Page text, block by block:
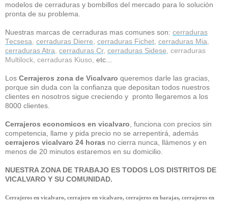
modelos de cerraduras y bombillos del mercado para lo solución
pronta de su problema.
Nuestras marcas de cerraduras mas comunes son: cerraduras
Tecsesa cerraduras Dierre cerraduras Fichet cerraduras Mia
cerraduras Atra cerraduras Cr, cerraduras Sidese , cerraduras
Multilock, cerraduras Kiuso, etc...
Los Cerrajeros zona de Vicalvaro queremos darle las gracias,
porque sin duda con la confianza que depositan todos nuestros
clientes en nosotros sigue creciendo y pronto llegaremos a los
8000 clientes.
Cerrajeros economicos en vicalvaro , funciona con precios sin
competencia, llame y pida precio no se arrepentirá, además
cerrajeros vicalvaro 24 horas no cierra nunca, llámenos y en
menos de 20 minutos estaremos en su domicilio.
NUESTRA ZONA DE TRABAJO ES TODOS LOS DISTRITOS DE
VICALVARO Y SU COMUNIDAD.
Cerrajeros en vicalvaro, cerrajero en vicalvaro, cerrajeros en barajas, cerrajeros en